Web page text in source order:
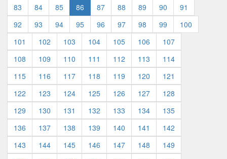
83
84 85 86 87 88 89 90
91
92
93 94 95 96 97 98 99
100
101
102 103 104 105 106
107
108
109 110 111 112 113
114
115
116 117 118 119 120
121
122
123 124 125 126 127
128
129
130 131 132 133 134
135
136
137 138 139 140 141
142
143
144 145 146 147 148
149